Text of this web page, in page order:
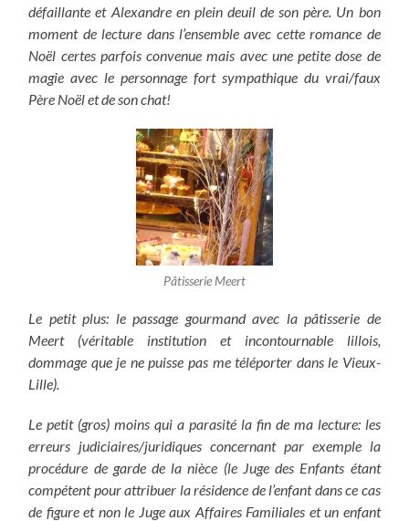
défaillante et Alexandre en plein deuil de son père. Un bon
moment de lecture dans l’ensemble avec cette romance de
Noël certes parfois convenue mais avec une petite dose de
magie avec le personnage fort sympathique du vrai/faux
Père Noël et de son chat!
Pâtisserie Meert
Le petit plus: le passage gourmand avec la pâtisserie de
Meert (véritable institution et incontournable lillois,
dommage que je ne puisse pas me téléporter dans le Vieux-
Lille).
Le petit (gros) moins qui a parasité la fin de ma lecture: les
erreurs judiciaires/juridiques concernant par exemple la
procédure de garde de la nièce (le Juge des Enfants étant
compétent pour attribuer la résidence de l’enfant dans ce cas
de figure et non le Juge aux Affaires Familiales et un enfant